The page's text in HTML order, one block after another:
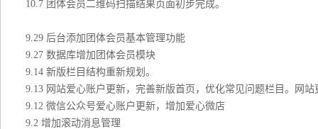
10.7 团体会员二维码扫描结果页面初步完成。
9.29 后台添加团体会员基本管理功能
9.27 数据库增加团体会员模块
9.14 新版栏目结构重新规划。
9.13 网站爱心账户更新，完善新版首页，优化常见问题栏目。网
9.12 微信公众号爱心账户更新，增加爱心微店
9.2 增加滚动消息管理